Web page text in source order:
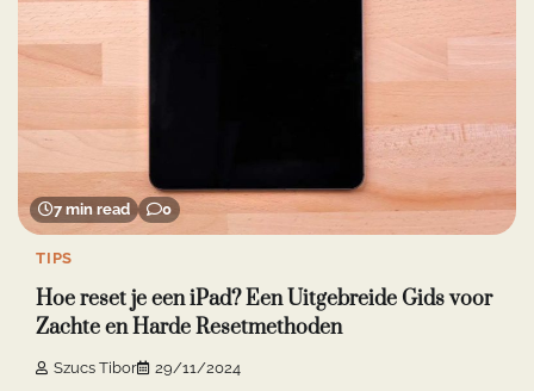
7 min read 0
TIPS
Hoe reset je een iPad? Een Uitgebreide Gids voor
Zachte en Harde Resetmethoden
Szucs Tibor 29/11/2024